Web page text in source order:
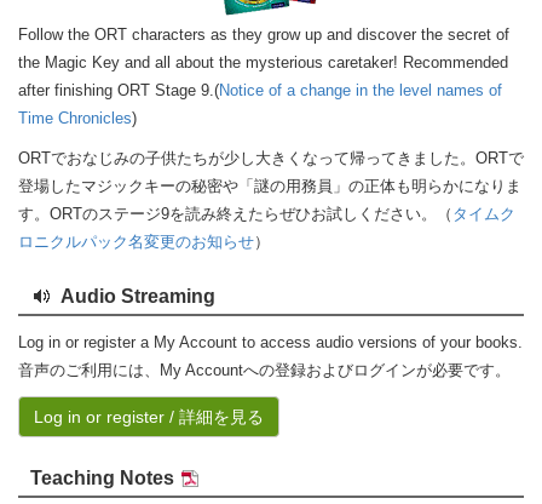
Follow the ORT characters as they grow up and discover the secret of
the Magic Key and all about the mysterious caretaker! Recommended
after finishing ORT Stage 9.(Notice of a change in the level names of
Time Chronicles)
ORTでおなじみの子供たちが少し大きくなって帰ってきました。ORTで
登場したマジックキーの秘密や「謎の用務員」の正体も明らかになりま
す。ORTのステージ9を読み終えたらぜひお試しください。（ タイムク
ロニクルパック名変更のお知らせ）
Audio Streaming
Log in or register a My Account to access audio versions of your books.
音声のご利用には、My Accountへの登録およびログインが必要です。
Log in or register / 詳細を見る
Teaching Notes